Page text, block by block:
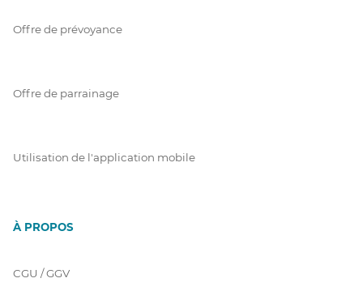
Offre de prévoyance
Offre de parrainage
Utilisation de l'application mobile
À PROPOS
CGU / GGV